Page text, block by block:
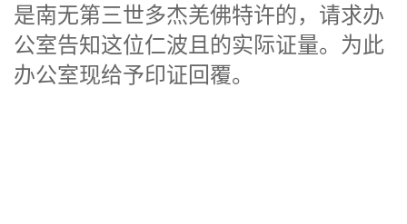
是南无第三世多杰羌佛特许的，请求办
公室告知这位仁波且的实际证量。为此
办公室现给予印证回覆。